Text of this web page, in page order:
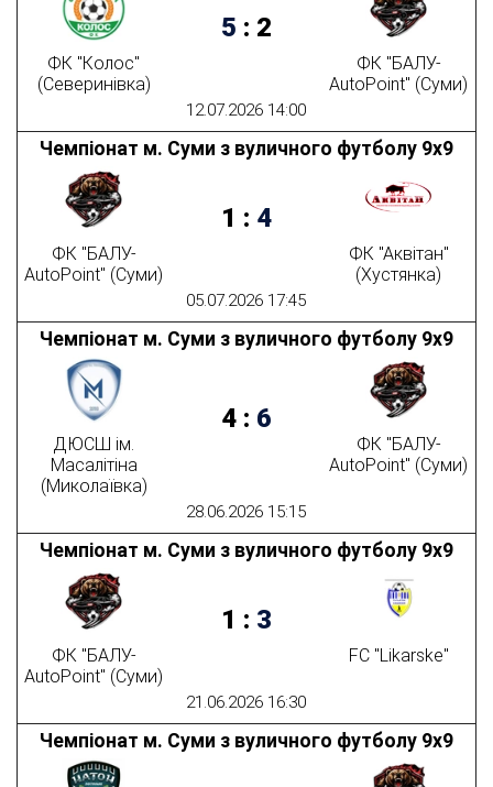
12.07.2026 14:00
ФК "Колос"
(Северинівка)
5 : 2
ФК "БАЛУ-
AutoPoint" (Суми)
05.07.2026 17:45
Чемпіонат м. Суми з вуличного футболу 9х9
ФК "БАЛУ-
AutoPoint" (Суми)
1 : 4
ФК "Аквітан"
(Хустянка)
28.06.2026 15:15
Чемпіонат м. Суми з вуличного футболу 9х9
ДЮСШ ім.
Масалітіна
(Миколаївка)
4: 6
ФК "БАЛУ-
AutoPoint" (Суми)
21.06.2026 16:30
Чемпіонат м. Суми з вуличного футболу 9х9
ФК "БАЛУ-
AutoPoint" (Суми)
1 : 3
FC "Likarske"
Чемпіонат м. Суми з вуличного футболу 9х9